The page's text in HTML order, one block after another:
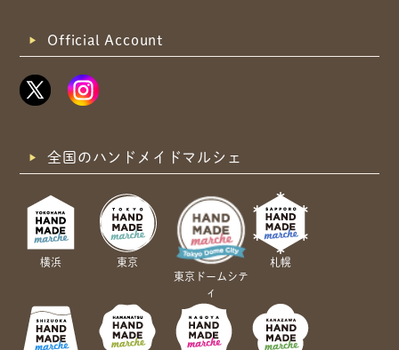
Official Account
全国のハンドメイドマルシェ
横浜
東京
東京ドームシテ
ィ
札幌